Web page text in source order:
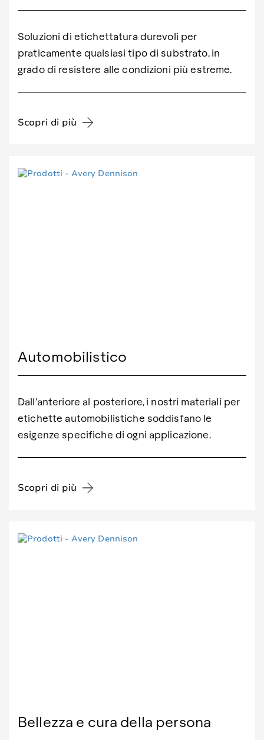
Soluzioni di etichettatura durevoli per
praticamente qualsiasi tipo di substrato, in
grado di resistere alle condizioni più estreme.
Scopri di più
Automobilistico
Dall’anteriore al posteriore, i nostri materiali per
etichette automobilistiche soddisfano le
esigenze specifiche di ogni applicazione.
Scopri di più
Bellezza e cura della persona